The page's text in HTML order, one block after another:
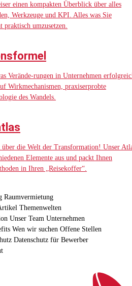
einen kompakten Überblick über alles
Werkzeuge und KPI. Alles was Sie
praktisch umzusetzen.
Verände-rungen in Unternehmen
Wirkmechanismen, praxiserprobte
des Wandels.
die Welt der Transformation! Unser
Elemente aus und packt Ihnen
in Ihren „Reisekoffer“.
Raumvermietung
Themenwelten
Unser Team Unternehmen
Wen wir suchen Offene Stellen
Datenschutz für Bewerber